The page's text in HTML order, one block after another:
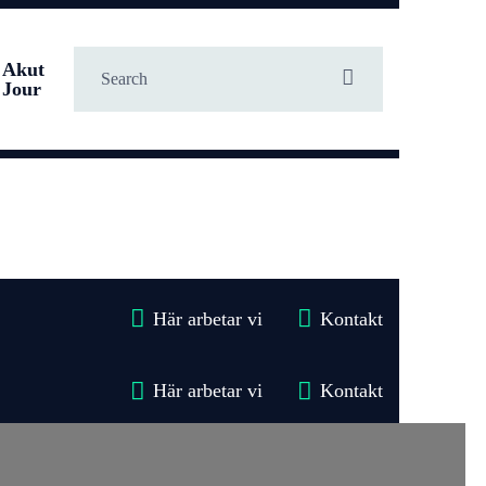
Akut
Jour
Här arbetar vi Kontakt
Här arbetar vi Kontakt